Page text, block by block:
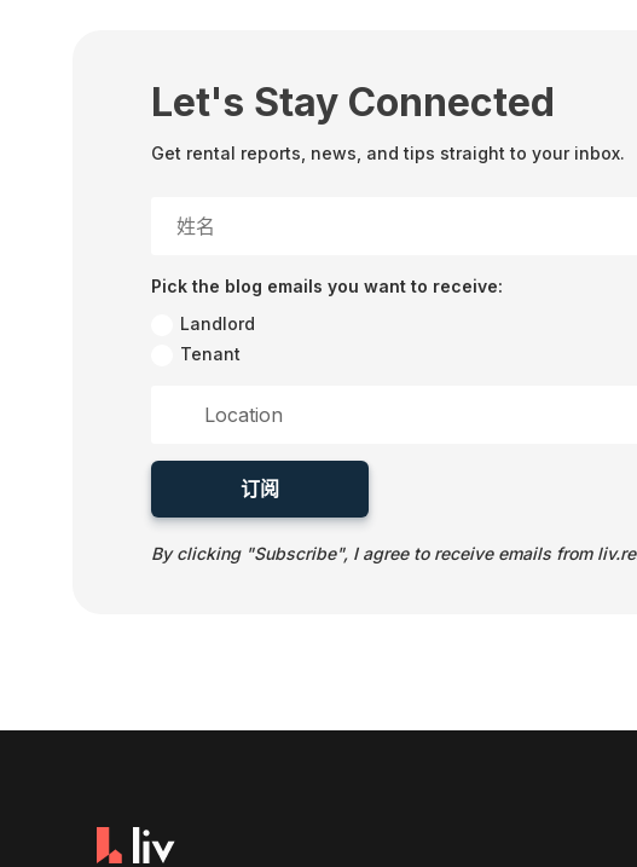
Let's Stay Connected
Get rental reports, news, and tips straight to your inbox.
Pick the blog emails you want to receive:
Landlord
Tenant
订阅
By clicking "Subscribe", I agree to receive emails from